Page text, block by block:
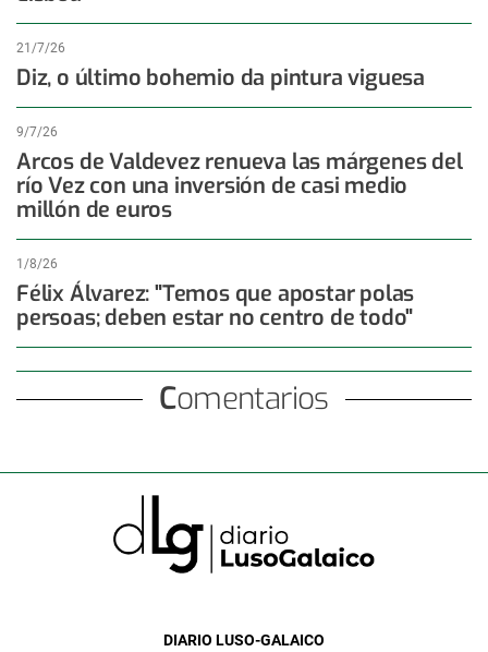
21/7/26
Diz, o último bohemio da pintura viguesa
9/7/26
Arcos de Valdevez renueva las márgenes del
río Vez con una inversión de casi medio
millón de euros
1/8/26
Félix Álvarez: "Temos que apostar polas
persoas; deben estar no centro de todo"
Comentarios
DIARIO LUSO-GALAICO